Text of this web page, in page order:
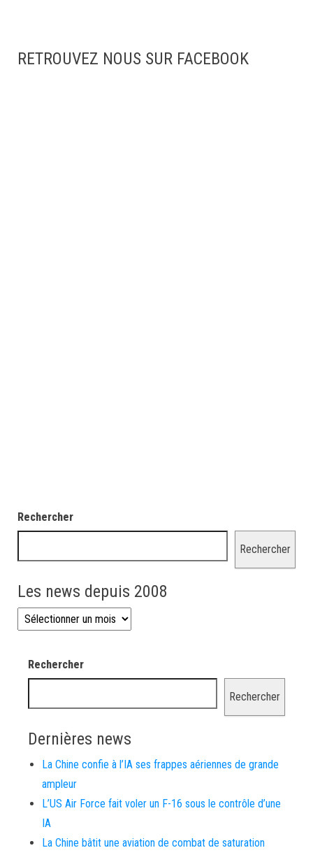
RETROUVEZ NOUS SUR FACEBOOK
Rechercher
Rechercher
Les news depuis 2008
Les news depuis 2008
Rechercher
Rechercher
Dernières news
La Chine confie à l’IA ses frappes aériennes de grande
ampleur
L’US Air Force fait voler un F-16 sous le contrôle d’une
IA
La Chine bâtit une aviation de combat de saturation